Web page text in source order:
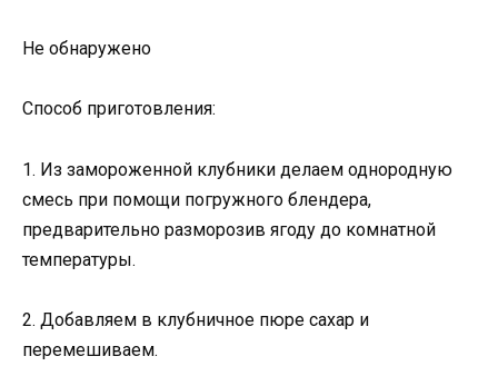
Не обнаружено
Способ приготовления:
1. Из замороженной клубники делаем однородную
смесь при помощи погружного блендера,
предварительно разморозив ягоду до комнатной
температуры.
2. Добавляем в клубничное пюре сахар и
перемешиваем.